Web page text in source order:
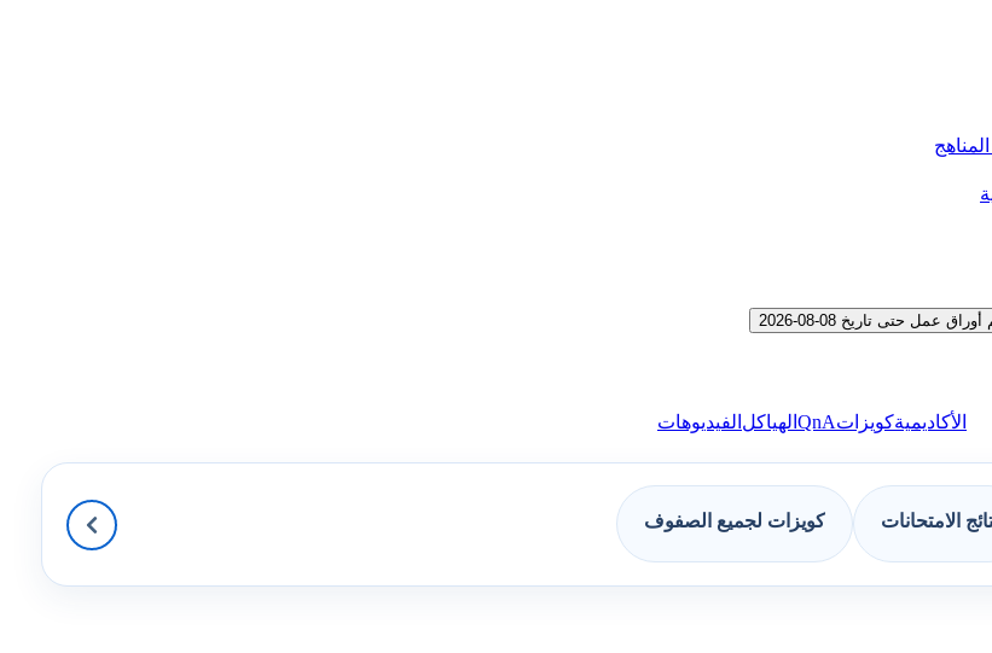
حتى تاريخ 08-08-2026
الأكاديميةكويزاتQnA الهياكل الفيديوهات
الامتحانات كويزات لجميع الصفوف